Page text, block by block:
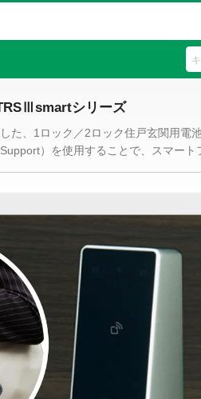
シリーズ
た、1ロック／2ロック住戸玄関用電
）を使用することで、スマート